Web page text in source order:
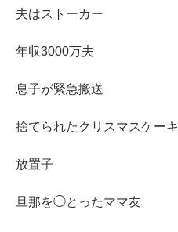
夫はストーカー
年収3000万夫
息子が緊急搬送
捨てられたクリスマスケーキ
放置子
旦那を◯とったママ友